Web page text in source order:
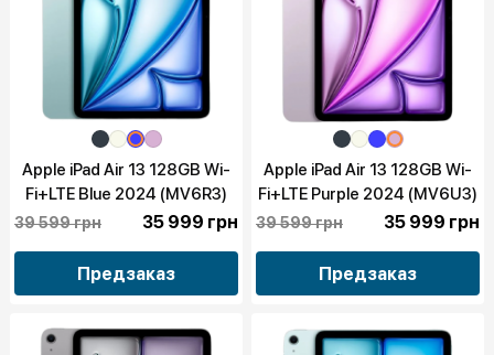
Apple iPad Air 13 128GB Wi-
Fi+LTE Blue 2024 (MV6R3)
39 599 грн 35 999 грн
Предзаказ
Apple iPad Air 13 128GB Wi-
Fi+LTE Purple 2024 (MV6U3)
39 599 грн 35 999 грн
Предзаказ